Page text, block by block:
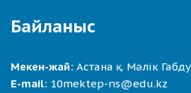
Байланыс
Мекен-жай: Астана қ. Мәлік
E-mail: 10mektep-ns@edu.kz